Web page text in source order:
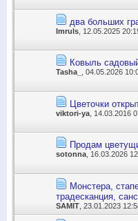
два больших
Imruls , 12.05.2025
Ковыль
Tasha_ , 04.05.2026
Цветочки
viktori-ya , 14.03.2016
Продам
sotonna , 16.03.2026
Монстера,
традесканция,
SAMIT , 23.01.2023